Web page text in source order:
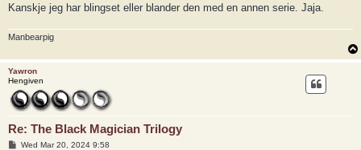
Kanskje jeg har blingset eller blander den med en annen serie. Jaja.
Manbearpig
Yawron
Hengiven
Re: The Black Magician Trilogy
PWed Mar 20, 2024 9:58